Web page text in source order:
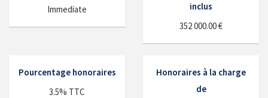
Immediate
inclus
352 000.00 €
Pourcentage honoraires
3.5% TTC
Honoraires à la charge
de